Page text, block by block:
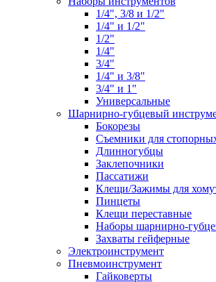
1/4", 3/8 и 1/2"
1/4" и 1/2"
1/2"
1/4"
3/4"
1/4" и 3/8"
3/4" и 1"
Универсальные
Шарнирно-губцевый
Бокорезы
Съемники для
Длинногубцы
Заклепочники
Пассатижи
Клещи/Зажимы для
Пинцеты
Клещи переставные
Наборы шарнирно-
Захваты гейферные
Электроинструмент
Пневмоинструмент
Гайковерты